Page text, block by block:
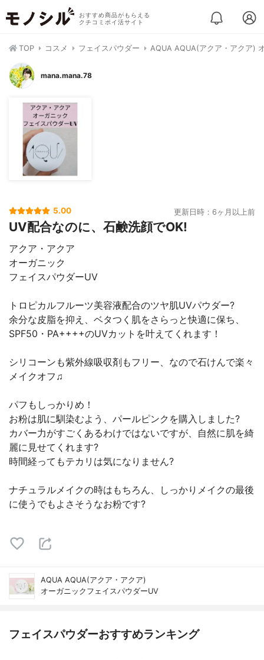
おすすめ商品がもらえる
クチコミポイ活サイト
TOP コスメ フェイスパウダー AQUA AQUA(アクア・アクア)
mana.mana.78
5.00 更新日時：6ヶ月以上前
UV配合なのに、石鹸洗顔でOK!
アクア・アクア
オーガニック
フェイスパウダーUV
トロピカルフルーツ美容液配合のツヤ肌UVパウダー?
余分な皮脂を抑え、ベタつく肌をさらっと快適に保ち、
SPF50・PA++++のUVカットを叶えてくれます！
シリコーンも紫外線吸収剤もフリー、なので石けんで楽々
メイクオフ♫
パフもしっかりめ！
お粉は肌に馴染むよう、パールピンクを購入しました?
カバー力がすごくあるわけではないですが、自然に肌を綺
麗に見せてくれます?
時間経ってもテカリは気になりません?
ナチュラルメイクの時はもちろん、しっかりメイクの最後
に使うでもよさそうなお粉です?
AQUA AQUA(アクア・アクア)
オーガニックフェイスパウダーUV
フェイスパウダーおすすめランキング